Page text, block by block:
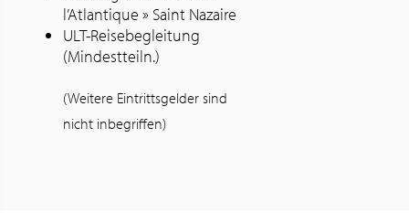
l’Atlantique » Saint Nazaire
ULT-Reisebegleitung
(Mindestteiln.)
(Weitere Eintrittsgelder sind
nicht inbegriffen)